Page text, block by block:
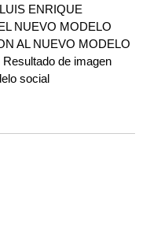
ENRIQUE
NUEVO MODELO
AL NUEVO MODELO
de imagen
social